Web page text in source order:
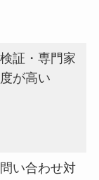
証・専門家
が高い
い合わせ対